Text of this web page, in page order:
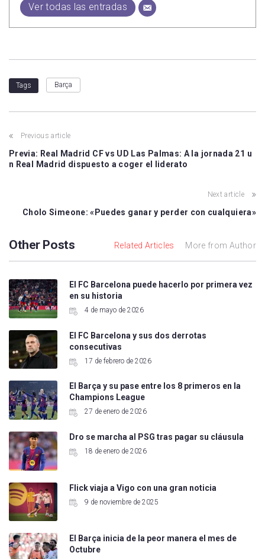
Ver todas las entradas
Tags Barça
Previous article
Previa: Real Madrid CF vs UD Las Palmas: A la jornada 21 u
n Real Madrid dispuesto a coger el liderato
Next article
Cholo Simeone: «Puedes ganar y perder con cualquiera»
Other Posts Related Articles More from Author
El FC Barcelona puede hacerlo por primera vez
en su historia
4 de mayo de 2026
El FC Barcelona y sus dos derrotas
consecutivas
17 de febrero de 2026
El Barça y su pase entre los 8 primeros en la
Champions League
27 de enero de 2026
Dro se marcha al PSG tras pagar su cláusula
18 de enero de 2026
Flick viaja a Vigo con una gran noticia
9 de noviembre de 2025
El Barça inicia de la peor manera el mes de
Octubre